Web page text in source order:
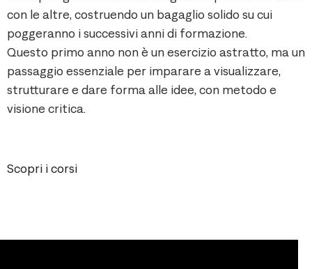
con le altre, costruendo un bagaglio solido su cui
poggeranno i successivi anni di formazione.
Questo primo anno non è un esercizio astratto, ma un
passaggio essenziale per imparare a visualizzare,
strutturare e dare forma alle idee, con metodo e
visione critica.
Scopri i corsi